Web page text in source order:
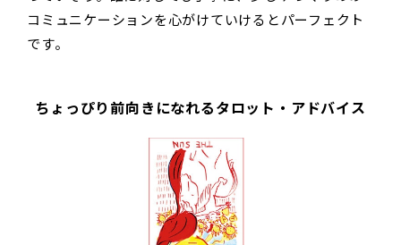
コミュニケーションを心がけていけるとパーフェクト
です。
ちょっぴり前向きになれるタロット・アドバイス